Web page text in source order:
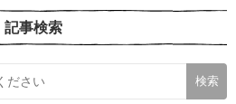
記事検索